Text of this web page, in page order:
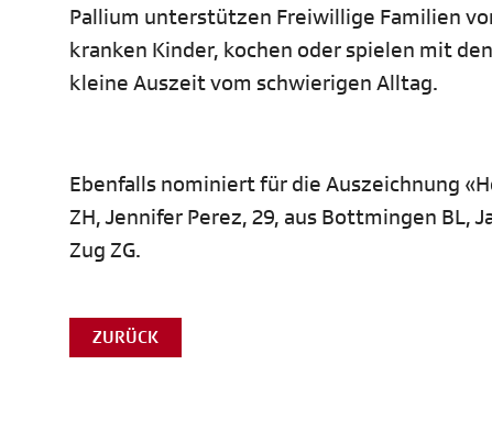
Pallium unterstützen Freiwillige Familien
kranken Kinder, kochen oder spielen mit
kleine Auszeit vom schwierigen Alltag.
Ebenfalls nominiert für die Auszeichnung
ZH, Jennifer Perez, 29, aus Bottmingen BL,
Zug ZG.
ZURÜCK